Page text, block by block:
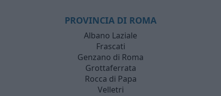
PROVINCIA DI ROMA
Albano Laziale
Frascati
Genzano di Roma
Grottaferrata
Rocca di Papa
Velletri